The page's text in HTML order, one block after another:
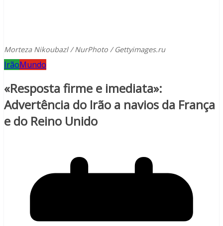
Morteza Nikoubazl / NurPhoto / Gettyimages.ru
IrãoMundo
«Resposta firme e imediata»:
Advertência do Irão a navios da França
e do Reino Unido